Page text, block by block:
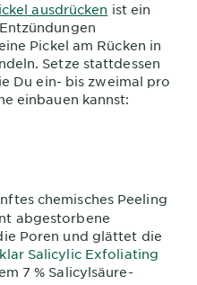
ausdrücken ist ein
Pickel am Rücken in
Setze stattdessen
Du ein- bis zweimal pro
einbauen kannst:
chemisches Peeling
abgestorbene
Poren und glättet die
Salicylic Exfoliating
7 % Salicylsäure-